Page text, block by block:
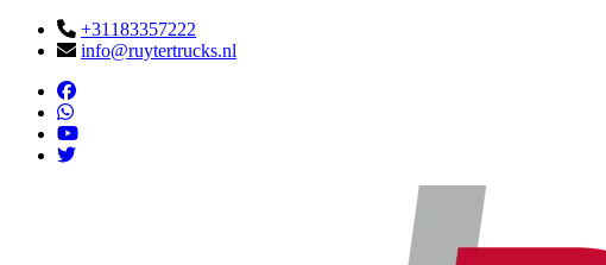
+31183357222
info@ruytertrucks.nl